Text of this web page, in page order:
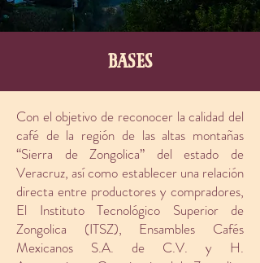
bases
Con el objetivo de reconocer la calidad del
café de la región de las altas montañas
“Sierra de Zongolica” del estado de
Veracruz, así como establecer una relación
directa entre productores y compradores,
El Instituto Tecnológico Superior de
Zongolica (ITSZ), Ensambles Cafés
Mexicanos S.A. de C.V. y H.